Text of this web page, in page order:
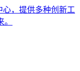
心，提供多种创新工